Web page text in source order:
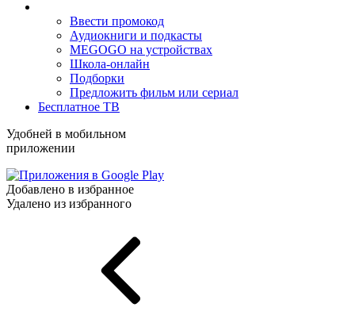
Ввести промокод
Аудиокниги и подкасты
MEGOGO на устройствах
Школа-онлайн
Подборки
Предложить фильм или сериал
Бесплатное ТВ
Удобней в мобильном
приложении
Добавлено в избранное
Удалено из избранного